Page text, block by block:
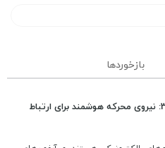
بازخوردها
منبع تغذیه آیفون تصویری پیک 386: نیروی محرکه هوشمند برای ارتباط